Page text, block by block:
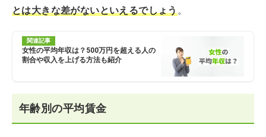
とは大きな差がないといえるでしょう。
関連記事
女性の平均年収は？500万円を超える人の
割合や収入を上げる方法も紹介
年齢別の平均賃金